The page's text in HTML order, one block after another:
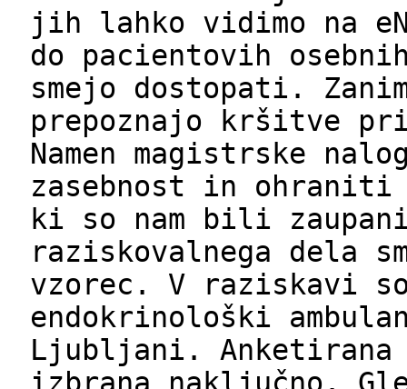
jih lahko vidimo na
do pacientovih
smejo dostopati.
prepoznajo kršitve pri
Namen magistrske
zasebnost in ohraniti
ki so nam bili
raziskovalnega dela
vzorec. V raziskavi
endokrinološki
Ljubljani.